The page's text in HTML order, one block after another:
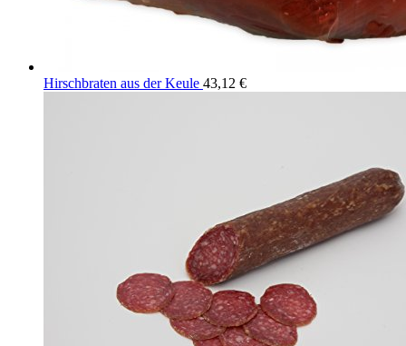
Hirschbraten aus der Keule 43,12 €